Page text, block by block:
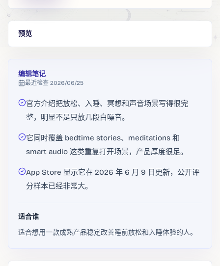
预览
编辑笔记
最近检查 2026/06/25
官方介绍把放松、入睡、冥想和声音场景写得很完
整，明显不是只放几段白噪音。
它同时覆盖 bedtime stories、meditations 和
smart audio 这类重复打开场景，产品厚度很足。
App Store 显示它在 2026 年 6 月 9 日更新，公开评
分样本已经非常大。
适合谁
适合想用一款成熟产品稳定改善睡前放松和入睡体验的人。